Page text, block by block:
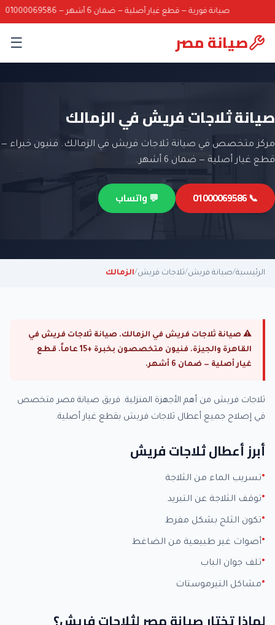
صيانة فورية — قطع غيار أصلية — ضمان 6 أشهر — 01000069586
صيانة مصر ☰
صيانة ثلاجات فريش في الزمالك
مركز متخصص في صيانة ثلاجات فريش في الزمالك. فنيون خبراء —
قطع غيار أصلية — ضمان 6 أشهر.
📞 01000069586 💬 واتساب
الرئيسية/صيانة فريش/ثلاجات فريش/الزمالك
⚠ صيانة ثلاجات فريش في الزمالك. صيانة ثلاجات فريش في
القاهرة والجيزة. فنيون متخصصون بخبرة +15 عاماً. قطع
غيار أصلية — ضمان 6 أشهر.
ثلاجات فريش من أهم الأجهزة المنزلية. فريق صيانة مصر متخصص
في إصلاح جميع أعطال ثلاجات فريش بقطع غيار أصلية.
أبرز أعطال ثلاجات فريش
تسريب الماء من الثلاجة
توقف الثلاجة عن التبريد
تكون الثلج بشكل مفرط
أصوات غير طبيعية من الضاغط
تلف جوان الباب
مشاكل التيرموستات